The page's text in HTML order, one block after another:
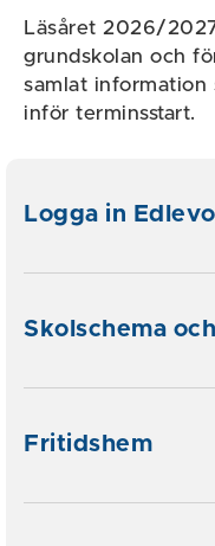
Läsåret 2026/
grundskolan och
samlat information
inför terminsstart.
Logga in
Skolschema
Fritidshem